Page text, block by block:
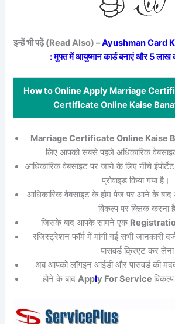
इन्हें भी पढ़ें (Read Also) –Ayushman Card
: मुफ्त में आयुष्मान कार्ड बनाएं और 5 लाख
How to Online Apply Marriage
Certificate Online Kaise
Marriage Certificate Online Kaise
लिए आपको सबसे पहले अधिकारिक वेबसाइट
आधिकारिक वेबसाइट पर जाने के लिए नीचे
प्रोवाइड किया गया है।
आधिकारिक वेबसाइट के होम पेज पर आने के
विकल्प पर क्लिक करना है
जिसके बाद आपके सामने एक
रजिस्ट्रेशन फॉर्म में मांगी गई सभी जानकारी
पासवर्ड क्रिएट कर लेना
अब आपको लॉगइन आईडी और पासवर्ड की
होने के बाद Apply For Service